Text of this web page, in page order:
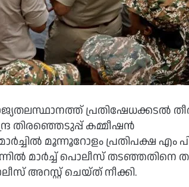
പ്രതിഷേധക്കടൽ
തിരഞ്ഞെടുപ്പ് കമ്മീഷൻ
മൂന്നൂറോളം പ്രതിപക്ഷ എം
മാർച്ച് പൊലീസ് തടഞ്ഞതിനെ
അറസ്റ്റ് ചെയ്ത് നീക്കി.